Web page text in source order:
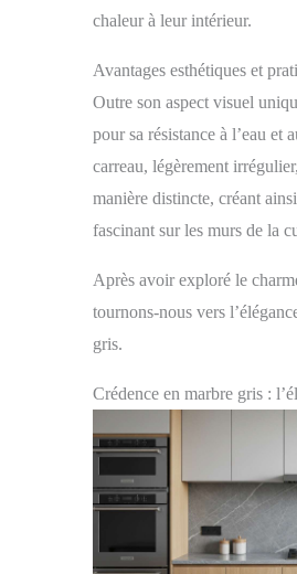
chaleur à leur intérieur.
Avantages esthétiques et
Outre son aspect visuel
pour sa résistance à l’eau et
carreau, légèrement
manière distincte, créant
fascinant sur les murs de la
Après avoir exploré le
tournons-nous vers
gris.
Crédence en marbre gris :